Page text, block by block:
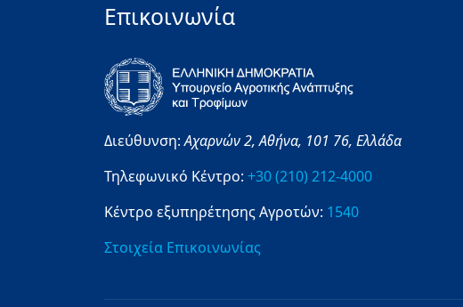
Επικοινωνία
Διεύθυνση:Αχαρνών 2,Αθήνα, 101 76, Ελλάδα
Τηλεφωνικό Κέντρο: +30 (210) 212-4000
Κέντρο εξυπηρέτησης Αγροτών: 1540
Στοιχεία Επικοινωνίας